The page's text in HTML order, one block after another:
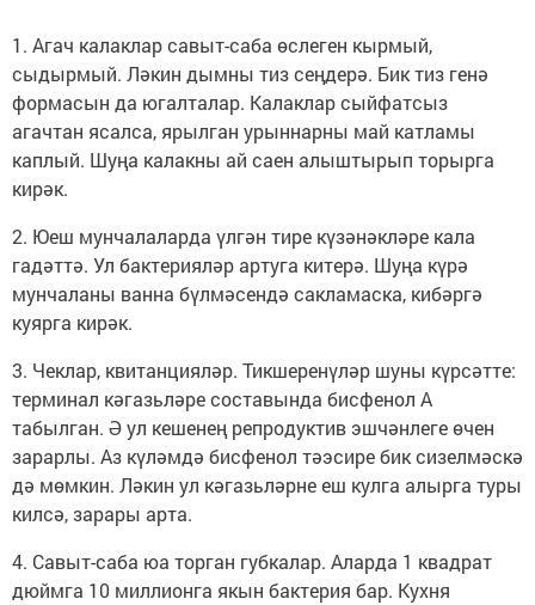
1. Агач калаклар савыт-саба өслеген кырмый,
сыдырмый. Ләкин дымны тиз сеңдерә. Бик тиз генә
формасын да югалталар. Калаклар сыйфатсыз
агачтан ясалса, ярылган урыннарны май катламы
каплый. Шуңа калакны ай саен алыштырып торырга
кирәк.
2. Юеш мунчалаларда үлгән тире күзәнәкләре кала
гадәттә. Ул бактерияләр артуга китерә. Шуңа күрә
мунчаланы ванна бүлмәсендә сакламаска, кибәргә
куярга кирәк.
3. Чеклар, квитанцияләр. Тикшеренүләр шуны күрсәтте:
терминал кәгазьләре составында бисфенол А
табылган. Ә ул кешенең репродуктив эшчәнлеге өчен
зарарлы. Аз күләмдә бисфенол тәэсире бик сизелмәскә
дә мөмкин. Ләкин ул кәгазьләрне еш кулга алырга туры
килсә, зарары арта.
4. Савыт-саба юа торган губкалар. Аларда 1 квадрат
дюймга 10 миллионга якын бактерия бар. Кухня